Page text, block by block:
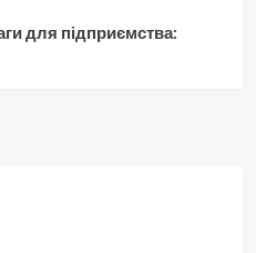
для підприємства: